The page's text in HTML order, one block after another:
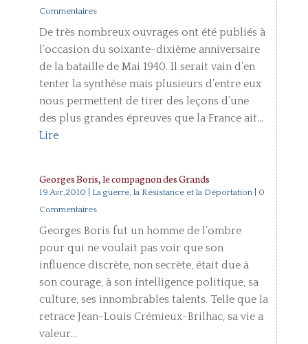
Commentaires
De très nombreux ouvrages ont été publiés à
l’occasion du soixante-dixième anniversaire
de la bataille de Mai 1940. Il serait vain d’en
tenter la synthèse mais plusieurs d’entre eux
nous permettent de tirer des leçons d’une
des plus grandes épreuves que la France ait...
Lire
Georges Boris, le compagnon des Grands
19 Avr,2010 La guerre, la Résistance et la Déportation| 0
Commentaires
Georges Boris fut un homme de l’ombre
pour qui ne voulait pas voir que son
influence discrète, non secrète, était due à
son courage, à son intelligence politique, sa
culture, ses innombrables talents. Telle que la
retrace Jean-Louis Crémieux-Brilhac, sa vie a
valeur...